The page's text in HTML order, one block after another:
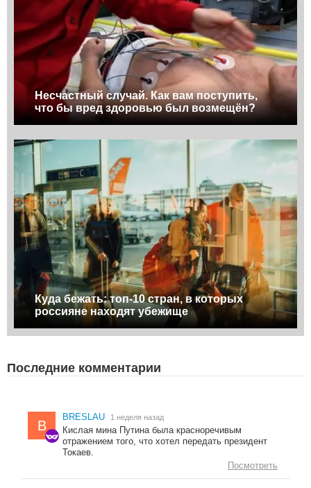
Несчастный случай. Как вам поступить,
что бы вред здоровью был возмещён?
Куда бежать: топ-10 стран, в которых
россияне находят убежище
Последние комментарии
B
BRESLAU 1 неделя назад
Кислая мина Путина была красноречивым
отражением того, что хотел передать президент
Токаев.
Посмотреть